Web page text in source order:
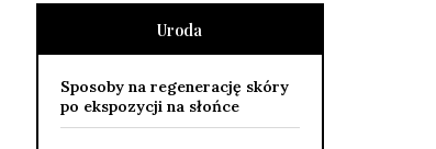
Uroda
Sposoby na regenerację skóry
po ekspozycji na słońce